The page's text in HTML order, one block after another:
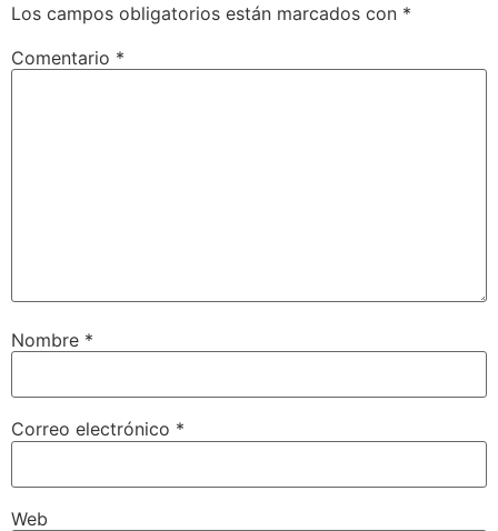
Los campos obligatorios están marcados con *
Comentario *
Nombre *
Correo electrónico *
Web